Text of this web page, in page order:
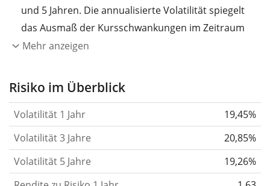
und 5 Jahren. Die annualisierte Volatilität spiegelt
das Ausmaß der Kursschwankungen im Zeitraum
eines Jahres wider.
Aktie, des ETF, usw.) in der Vergangenheit
gelten im Allgemeinen als risikoreicher. Wir
berechnen die Volatilität auf Basis der Daten der
letzten 1, 3 und 5 Jahre, damit du sehen kannst, ob
die Kursschwankungen im Laufe der Zeit stärker
Mehr anzeigen
Risiko im Überblick
Volatilität 1 Jahr
19,45%
Volatilität 3 Jahre
20,85%
Volatilität 5 Jahre
19,26%